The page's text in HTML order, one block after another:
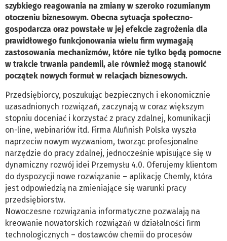
szybkiego reagowania na zmiany w szeroko rozumianym
otoczeniu biznesowym. Obecna sytuacja społeczno-
gospodarcza oraz powstałe w jej efekcie zagrożenia dla
prawidłowego funkcjonowania wielu firm wymagają
zastosowania mechanizmów, które nie tylko będą pomocne
w trakcie trwania pandemii, ale również mogą stanowić
początek nowych formuł w relacjach biznesowych.
Przedsiębiorcy, poszukując bezpiecznych i ekonomicznie
uzasadnionych rozwiązań, zaczynają w coraz większym
stopniu doceniać i korzystać z pracy zdalnej, komunikacji
on-line, webinariów itd. Firma Alufinish Polska wyszła
naprzeciw nowym wyzwaniom, tworząc profesjonalne
narzędzie do pracy zdalnej, jednocześnie wpisujące się w
dynamiczny rozwój idei Przemysłu 4.0. Oferujemy klientom
do dyspozycji nowe rozwiązanie – aplikację Chemly, która
jest odpowiedzią na zmieniające się warunki pracy
przedsiębiorstw.
Nowoczesne rozwiązania informatyczne pozwalają na
kreowanie nowatorskich rozwiązań w działalności firm
technologicznych – dostawców chemii do procesów